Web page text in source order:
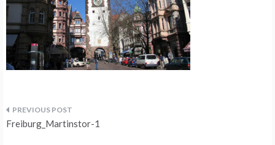
Navegação
Freiburg_Martinstor-1